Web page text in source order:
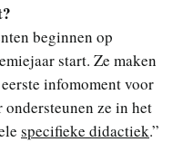
beginnen op
start. Ze maken
infomoment voor
ondersteunen ze in het
specifieke didactiek.”